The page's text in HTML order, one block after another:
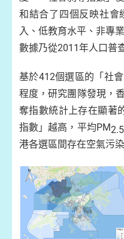
和結合了四個反映社會
入、低教育水平、非專
數據乃從2011年人口普
基於412個選區的「社
程度，研究團隊發現，
奪指數統計上存在顯著
指數」越高，平均PM2.5
港各選區間存在空氣污